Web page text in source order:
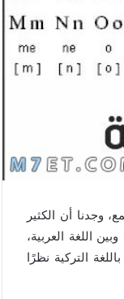
وجدنا أن الكثير
اللغة العربية،
التركية نظرًا